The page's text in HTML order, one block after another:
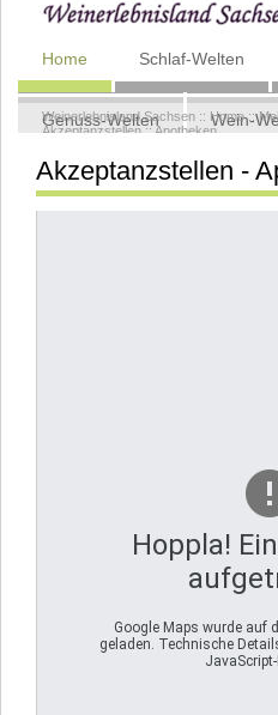
Navigation
überspringen
Home Schlaf-Welten
Genuss-Welten Wein-
Kontakt
Weinerlebnisland Sachsen :: Home::
Akzeptanzstellen::Apotheken
Akzeptanzstellen -
Hoppla!
Google Maps wurde auf
geladen. Technische